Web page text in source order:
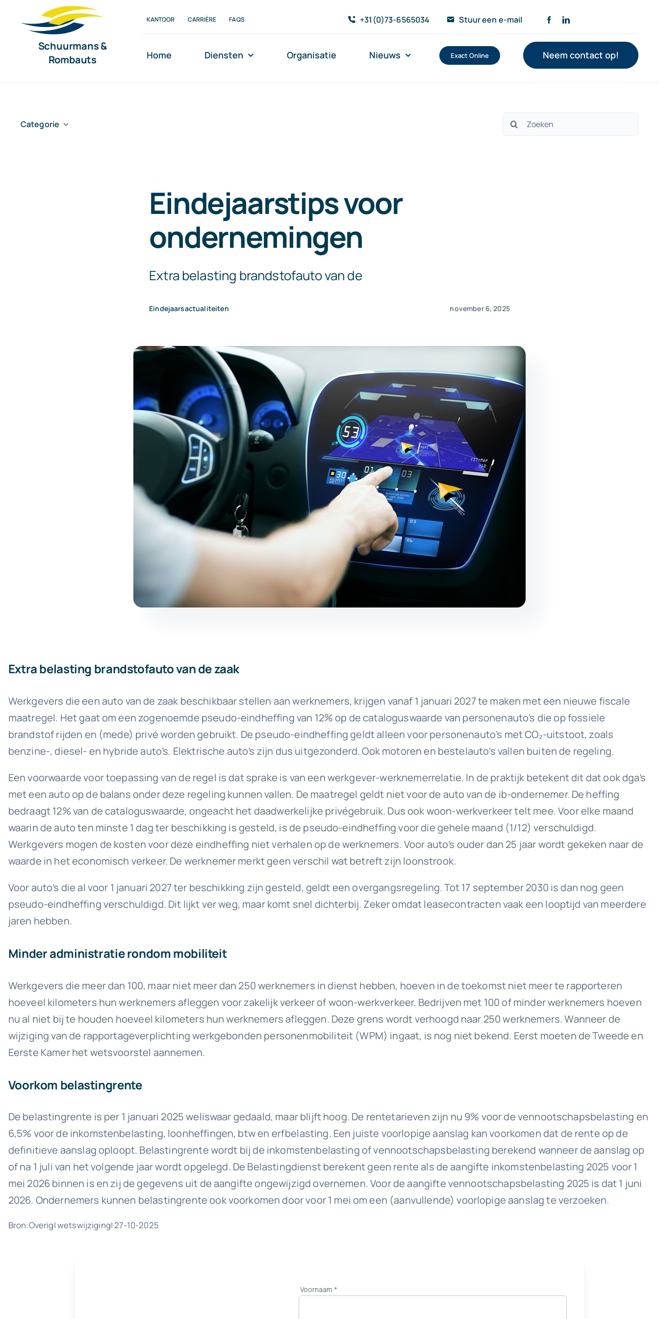
Schuurmans &
Rombauts
KANTOOR CARRIÈRE FAQS +31(0)73-6565034 Stuur een e-mail
Home Diensten Organisatie Nieuws Exact Online Neem contact op!
Categorie
Zoeken
Eindejaarstips voor
ondernemingen
Extra belasting brandstofauto van de
Eindejaarsactualiteiten november 6, 2025
Extra belasting brandstofauto van de zaak
Werkgevers die een auto van de zaak beschikbaar stellen aan werknemers, krijgen vanaf 1 januari 2027 te maken met een nieuwe fiscale
maatregel. Het gaat om een zogenoemde pseudo-eindheffing van 12% op de cataloguswaarde van personenauto’s die op fossiele
brandstof rijden en (mede) privé worden gebruikt. De pseudo-eindheffing geldt alleen voor personenauto’s met CO₂-uitstoot, zoals
benzine-, diesel- en hybride auto’s. Elektrische auto’s zijn dus uitgezonderd. Ook motoren en bestelauto’s vallen buiten de regeling.
Een voorwaarde voor toepassing van de regel is dat sprake is van een werkgever-werknemerrelatie. In de praktijk betekent dit dat ook dga’s
met een auto op de balans onder deze regeling kunnen vallen. De maatregel geldt niet voor de auto van de ib-ondernemer. De heffing
bedraagt 12% van de cataloguswaarde, ongeacht het daadwerkelijke privégebruik. Dus ook woon-werkverkeer telt mee. Voor elke maand
waarin de auto ten minste 1 dag ter beschikking is gesteld, is de pseudo-eindheffing voor die gehele maand (1/12) verschuldigd.
Werkgevers mogen de kosten voor deze eindheffing niet verhalen op de werknemers. Voor auto’s ouder dan 25 jaar wordt gekeken naar de
waarde in het economisch verkeer. De werknemer merkt geen verschil wat betreft zijn loonstrook.
Voor auto’s die al voor 1 januari 2027 ter beschikking zijn gesteld, geldt een overgangsregeling. Tot 17 september 2030 is dan nog geen
pseudo-eindheffing verschuldigd. Dit lijkt ver weg, maar komt snel dichterbij. Zeker omdat leasecontracten vaak een looptijd van meerdere
jaren hebben.
Minder administratie rondom mobiliteit
Werkgevers die meer dan 100, maar niet meer dan 250 werknemers in dienst hebben, hoeven in de toekomst niet meer te rapporteren
hoeveel kilometers hun werknemers afleggen voor zakelijk verkeer of woon-werkverkeer. Bedrijven met 100 of minder werknemers hoeven
nu al niet bij te houden hoeveel kilometers hun werknemers afleggen. Deze grens wordt verhoogd naar 250 werknemers. Wanneer de
wijziging van de rapportageverplichting werkgebonden personenmobiliteit (WPM) ingaat, is nog niet bekend. Eerst moeten de Tweede en
Eerste Kamer het wetsvoorstel aannemen.
Voorkom belastingrente
De belastingrente is per 1 januari 2025 weliswaar gedaald, maar blijft hoog. De rentetarieven zijn nu 9% voor de vennootschapsbelasting en
6,5% voor de inkomstenbelasting, loonheffingen, btw en erfbelasting. Een juiste voorlopige aanslag kan voorkomen dat de rente op de
definitieve aanslag oploopt. Belastingrente wordt bij de inkomstenbelasting of vennootschapsbelasting berekend wanneer de aanslag op
of na 1 juli van het volgende jaar wordt opgelegd. De Belastingdienst berekent geen rente als de aangifte inkomstenbelasting 2025 voor 1
mei 2026 binnen is en zij de gegevens uit de aangifte ongewijzigd overnemen. Voor de aangifte vennootschapsbelasting 2025 is dat 1 juni
2026. Ondernemers kunnen belastingrente ook voorkomen door voor 1 mei om een (aanvullende) voorlopige aanslag te verzoeken.
Bron:Overig| wetswijziging| 27-10-2025